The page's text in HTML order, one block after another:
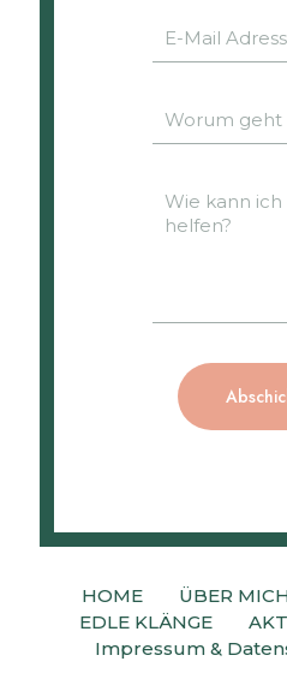
HOME ÜBER
EDLE KLÄNGE
Impressum &